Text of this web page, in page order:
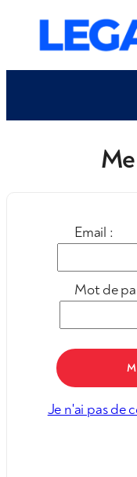
contenu
Email :
Mot de
Je n'ai pas de